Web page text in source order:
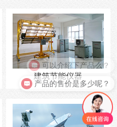
建筑节能仪器
可以介绍下产品么？
产品的售价是多少呢？